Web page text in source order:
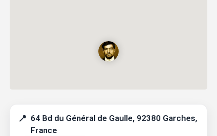
64 Bd du Général de Gaulle, 92380 Garches,
France